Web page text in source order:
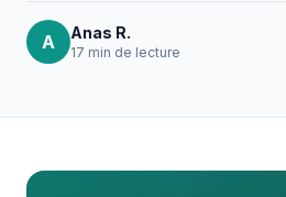
A Anas R.
17 min de lecture